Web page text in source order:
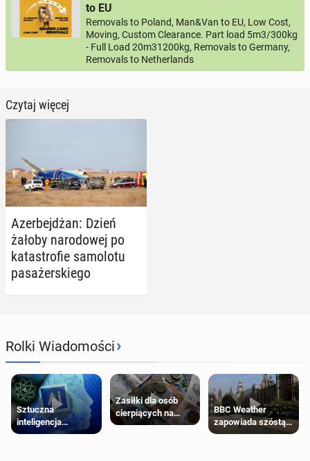
to EU
Removals to Poland, Man&Van to EU, Low Cost,
Moving, Custom Clearance. Part load 5m3/300kg
- Full Load 20m31200kg, Removals to Germany,
Removals to Netherlands
Czytaj więcej
Azer­bej­dżan: Dzień
żałoby na­ro­do­wej po
ka­ta­stro­fie sa­mo­lo­tu
pa­sa­żer­skie­go
Rolki Wiadomości›
Sztuczna
inteligencja
próbowała oszukać
Zasiłki dla osób
cierpiących na
schorzenia
BBC Weather
zapowiada szóstą
falę upałów w